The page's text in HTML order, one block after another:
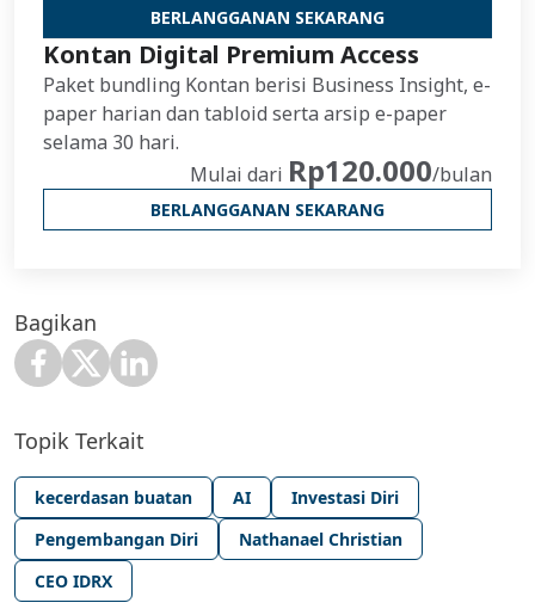
BERLANGGANAN SEKARANG
Kontan Digital Premium Access
Paket bundling Kontan berisi Business Insight, e-
paper harian dan tabloid serta arsip e-paper
selama 30 hari.
Mulai dari Rp120.000/bulan
BERLANGGANAN SEKARANG
Bagikan
Topik Terkait
kecerdasan buatan AI
Investasi Diri
Pengembangan Diri
Nathanael Christian
CEO IDRX